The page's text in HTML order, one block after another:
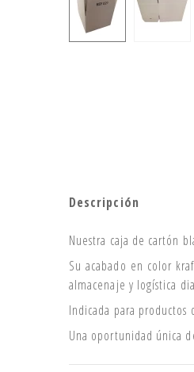
Descripción
Nuestra caja de cartón
Su acabado en color
almacenaje y logística
Indicada para
Una oportunidad única